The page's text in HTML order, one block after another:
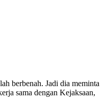
berbenah. Jadi dia meminta
sama dengan Kejaksaan,